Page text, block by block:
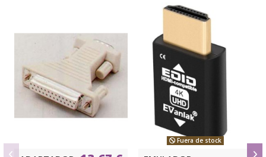
Fuera de stock